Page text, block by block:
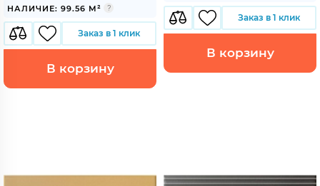
НАЛИЧИЕ: 99.56 М²
Заказ в 1 клик
В корзину
Заказ в 1 клик
В корзину